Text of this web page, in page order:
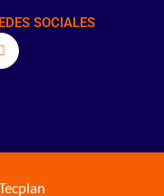
SOCIALES